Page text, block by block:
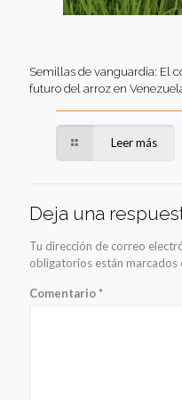
Semillas de vanguardia: El
futuro del arroz en
Leer más
Deja una
Tu dirección de correo
obligatorios están marcados
Comentario*